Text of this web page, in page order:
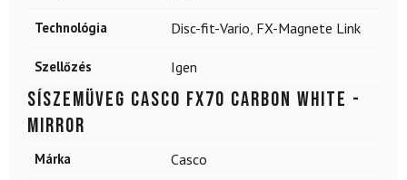
Technológia Disc-fit-Vario, FX-Magnete Link
Szellőzés Igen
Síszemüveg CASCO FX70 Carbon White -
Mirror
Márka Casco